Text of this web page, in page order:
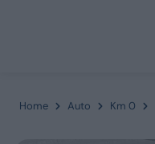
Home Auto Km 0